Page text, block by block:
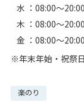
水 ：08:00〜20:00
木 ：08:00〜20:00
金 ：08:00〜20:00
※年末年始・祝祭
楽のり